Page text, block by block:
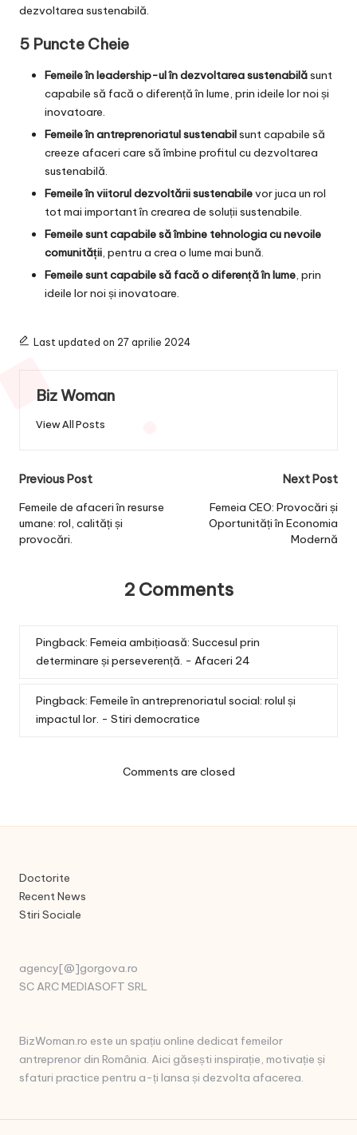
dezvoltarea sustenabilă.
5 Puncte Cheie
Femeile în leadership-ul în dezvoltarea sustenabilăsunt
capabile să facă o diferență în lume, prin ideile lor noi și
inovatoare.
Femeile în antreprenoriatul sustenabilsunt capabile să
creeze afaceri care să îmbine profitul cu dezvoltarea
sustenabilă.
Femeile în viitorul dezvoltării sustenabilevor juca un rol
tot mai important în crearea de soluții sustenabile.
Femeile sunt capabile să îmbine tehnologia cu nevoile
comunității, pentru a crea o lume mai bună.
Femeile sunt capabile să facă o diferență în lume, prin
ideile lor noi și inovatoare.
Last updated on 27 aprilie 2024
Biz Woman
View All Posts
Post
navigation
Previous Post
Femeile de afaceri în resurse
umane: rol, calități și
provocări.
Next Post
Femeia CEO: Provocări și
Oportunități în Economia
Modernă
2 Comments
Pingback: Femeia ambițioasă: Succesul prin
determinare și perseverență. - Afaceri 24
Pingback: Femeile în antreprenoriatul social: rolul și
impactul lor. - Stiri democratice
Comments are closed
Doctorite
Recent News
Stiri Sociale
agency[@]gorgova.ro
SC ARC MEDIASOFT SRL
BizWoman.ro este un spațiu online dedicat femeilor
antreprenor din România. Aici găsești inspirație, motivație și
sfaturi practice pentru a-ți lansa și dezvolta afacerea.